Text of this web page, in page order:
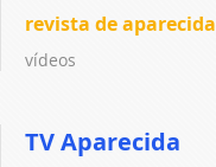
revista de aparecida
vídeos
TV Aparecida